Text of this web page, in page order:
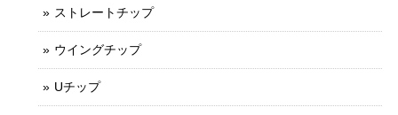
ストレートチップ
ウイングチップ
Uチップ